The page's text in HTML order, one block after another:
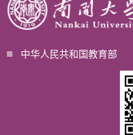
中华人民共和国教育部